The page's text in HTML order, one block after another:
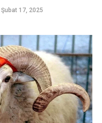
Şubat 17, 2025